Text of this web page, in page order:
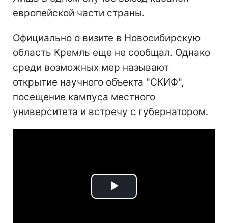
европейской части страны.
Официально о визите в Новосибирскую
область Кремль еще не сообщал. Однако
среди возможных мер называют
открытие научного объекта "СКИФ",
посещение кампуса местного
университета и встречу с губернатором.
Play